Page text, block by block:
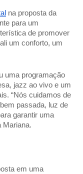
na proposta da
para um
de promover
um conforto, um
uma programação
jazz ao vivo e um
“Nós cuidamos de
passada, luz de
garantir uma
Mariana.
em uma